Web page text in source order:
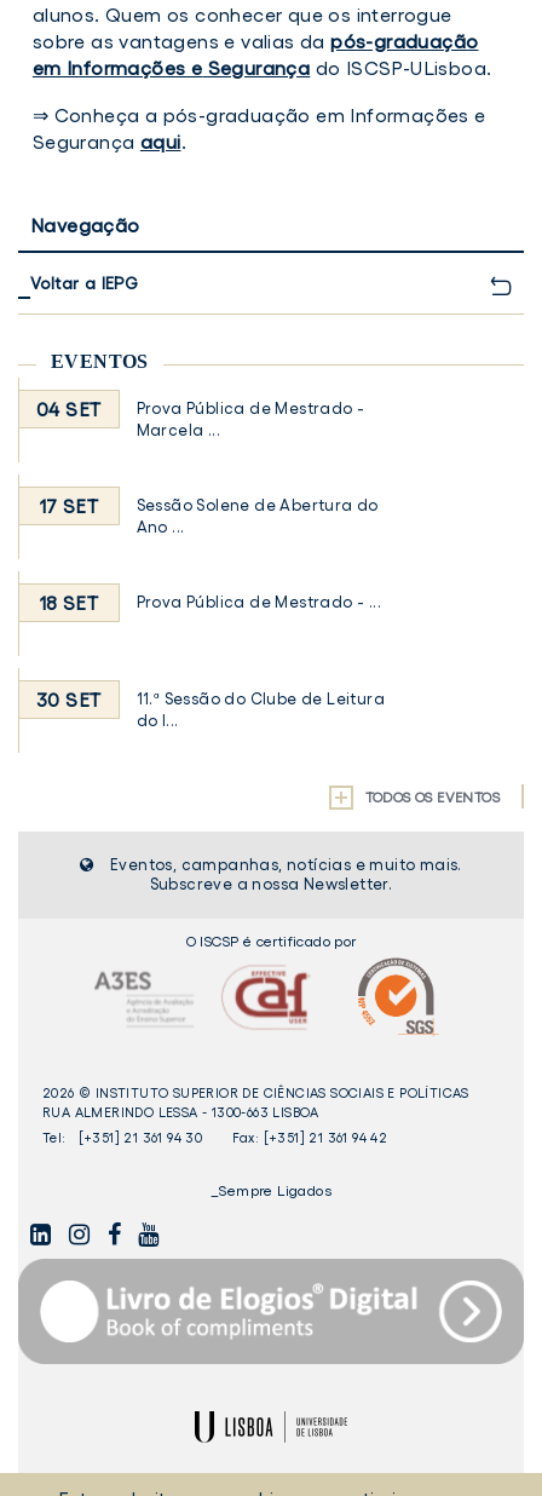
alunos. Quem os conhecer que os interrogue
sobre as vantagens e valias dapós-graduação
em Informações e Segurança do ISCSP-ULisboa.
⇒ Conheça a pós-graduação em Informações e
Segurança aqui.
Navegação
Voltar a IEPG
EVENTOS
04 SET
Prova Pública de Mestrado -
Marcela ...
17 SET
Sessão Solene de Abertura do
Ano ...
18 SET Prova Pública de Mestrado - ...
30 SET
11.ª Sessão do Clube de Leitura
do I...
TODOS OS EVENTOS
Eventos, campanhas, notícias e muito mais.
Subscreve a nossa Newsletter.
O ISCSP é certificado por
2026 © INSTITUTO SUPERIOR DE CIÊNCIAS SOCIAIS E POLÍTICAS
RUA ALMERINDO LESSA - 1300-663 LISBOA
Tel:
[+351] 21 361 94 30 Fax: [+351] 21 361 94 42
_Sempre Ligados
LINKEDININSTAGAMFACEBOOK
YOUTUBE